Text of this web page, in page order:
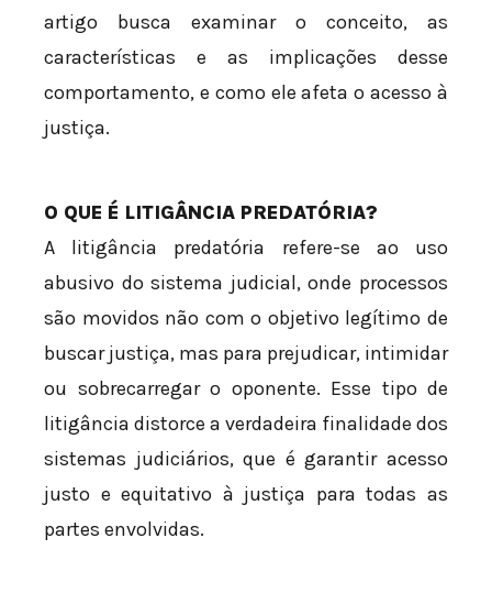
artigo busca examinar o conceito, as
características e as implicações desse
comportamento, e como ele afeta o acesso à
justiça.
O QUE É LITIGÂNCIA PREDATÓRIA?
A litigância predatória refere-se ao uso
abusivo do sistema judicial, onde processos
são movidos não com o objetivo legítimo de
buscar justiça, mas para prejudicar, intimidar
ou sobrecarregar o oponente. Esse tipo de
litigância distorce a verdadeira finalidade dos
sistemas judiciários, que é garantir acesso
justo e equitativo à justiça para todas as
partes envolvidas.